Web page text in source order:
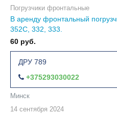
Погрузчики фронтальные
В аренду фронтальный
352C, 332, 333.
60 руб.
ДРУ 789
+375293030022
Минск
14 сентября 2024